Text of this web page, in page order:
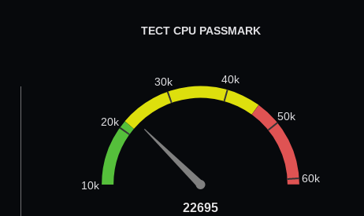
22695
22695
ТЕСТ CPU PASSMARK
10k
20k
30k 40k
50k
60k